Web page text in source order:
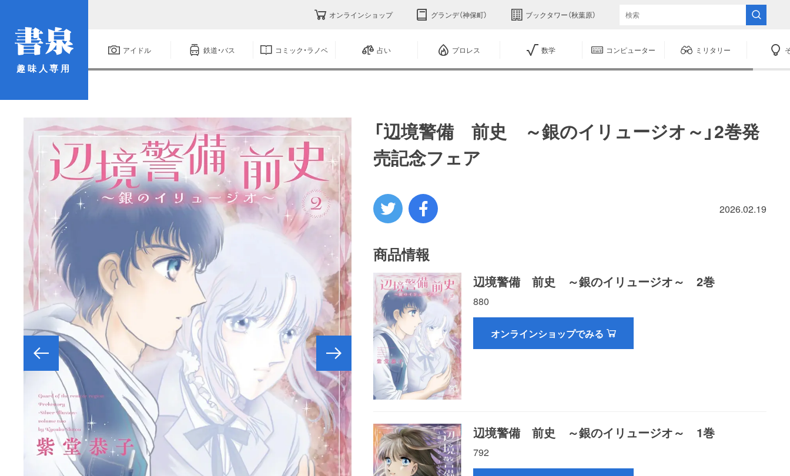
趣味人専用
オンラインショップ グランデ（神保町） ブックタワー（秋葉原）
アイドル 鉄道・バス コミック・ラノベ 占い プロレス 数学 コンピューター ミリタリー
「辺境警備 前史 ～銀のイリュージオ～」2巻発
売記念フェア
2026.02.19
商品情報
辺境警備 前史 ～銀のイリュージオ～ 2巻
880
オンラインショップでみる
辺境警備 前史 ～銀のイリュージオ～ 1巻
792